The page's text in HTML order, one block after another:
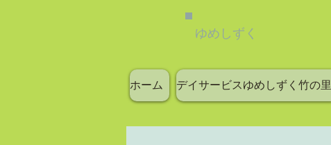
ゆめしずく
ホーム デイサービスゆめしずく竹の里